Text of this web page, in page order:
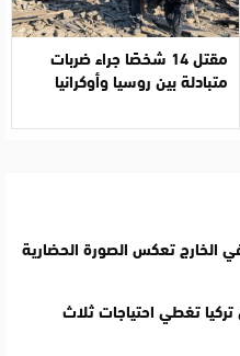
مقتل 14 شخصًا جراء ضربات
متبادلة بين روسيا وأوكرانيا
الخارج تعكس الصورة الحضارية
تغطي احتياجات ثلاث